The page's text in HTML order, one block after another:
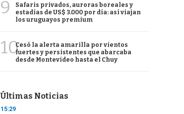
9
Safaris privados, auroras boreales y
estadías de US$ 3.000 por día: así viajan
los uruguayos premium
10Cesó la alerta amarilla por vientos
fuertes y persistentes que abarcaba
desde Montevideo hasta el Chuy
Últimas Noticias
15:29